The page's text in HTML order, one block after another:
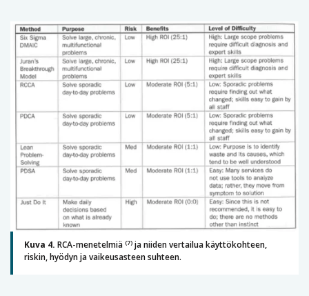
Kuva 4. RCA-menetelmiä (7) ja niiden vertailua käyttökohteen,
riskin, hyödyn ja vaikeusasteen suhteen.